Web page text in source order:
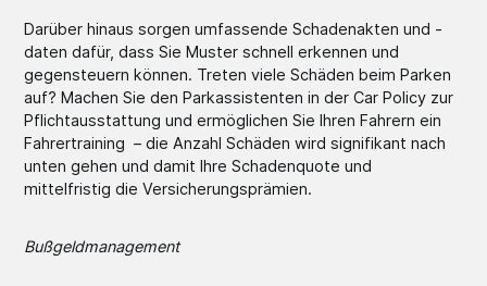
Darüber hinaus sorgen umfassende Schadenakten und -
daten dafür, dass Sie Muster schnell erkennen und
gegensteuern können. Treten viele Schäden beim Parken
auf? Machen Sie den Parkassistenten in der Car Policy zur
Pflichtausstattung und ermöglichen Sie Ihren Fahrern ein
Fahrertraining – die Anzahl Schäden wird signifikant nach
unten gehen und damit Ihre Schadenquote und
mittelfristig die Versicherungsprämien.
Bußgeldmanagement